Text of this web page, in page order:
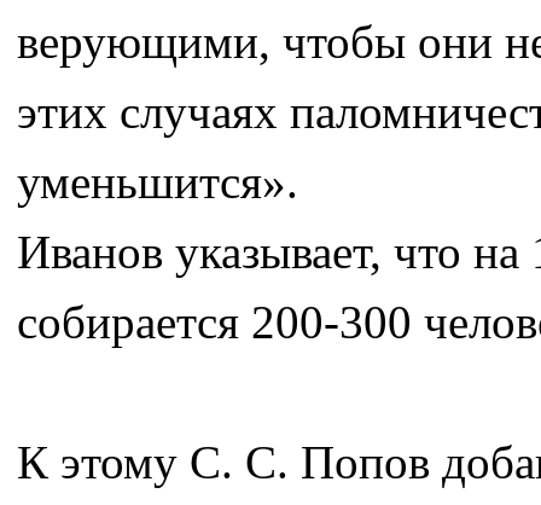
верующими, чтобы они
этих случаях
уменьшится».
Иванов указывает, что
собирается 200-300
К этому С. С. Попов